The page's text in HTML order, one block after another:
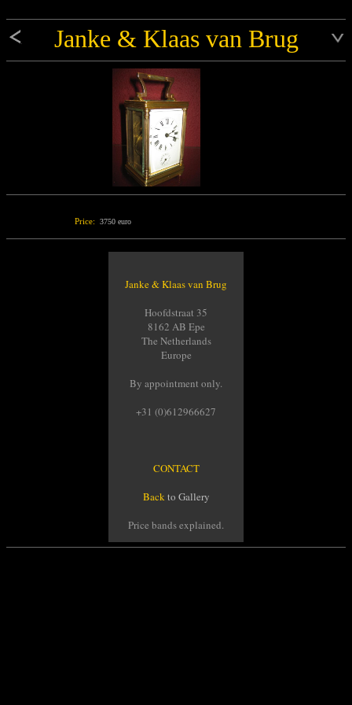
Janke & Klaas van Brug
Price: 3750 euro
Janke & Klaas van Brug
Hoofdstraat 35
8162 AB Epe
The Netherlands
Europe
By appointment only.
+31 (0)612966627
CONTACT
Backto Gallery
Price bands explained.